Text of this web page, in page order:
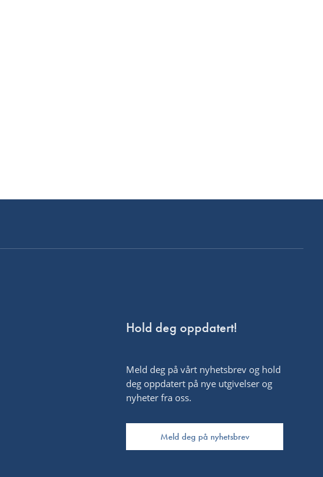
Hold deg oppdatert!
Meld deg på vårt nyhetsbrev og hold
deg oppdatert på nye utgivelser og
nyheter fra oss.
Meld deg på nyhetsbrev